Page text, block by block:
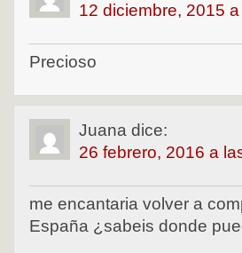
12 diciembre, 2015
Precioso
Juana dice:
26 febrero, 2016 a
me encantaria volver a
España ¿sabeis donde